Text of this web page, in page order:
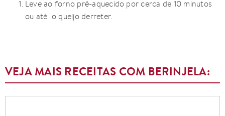
Leve ao forno pré-aquecido por cerca de 10 minutos
ou até o queijo derreter.
VEJA MAIS RECEITAS COM BERINJELA: